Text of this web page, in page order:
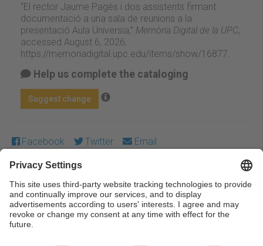
“El rector Jaume Pagès i dos assistents firmant
documentació a una sala de reunions a la
presentació Aula Universia,” Memòria Digital de la UPC,
accessed August 6, 2026,
https://memoriadigital.upc.edu/items/show/16877
Help us complete the cataloging
Suggest change
Facebook Twitter Email
Except where otherwise noted, content on this work is
licensed under a Creative Commons license:Attribution-
NonCommercial-NoDerivs 3.0 Spain